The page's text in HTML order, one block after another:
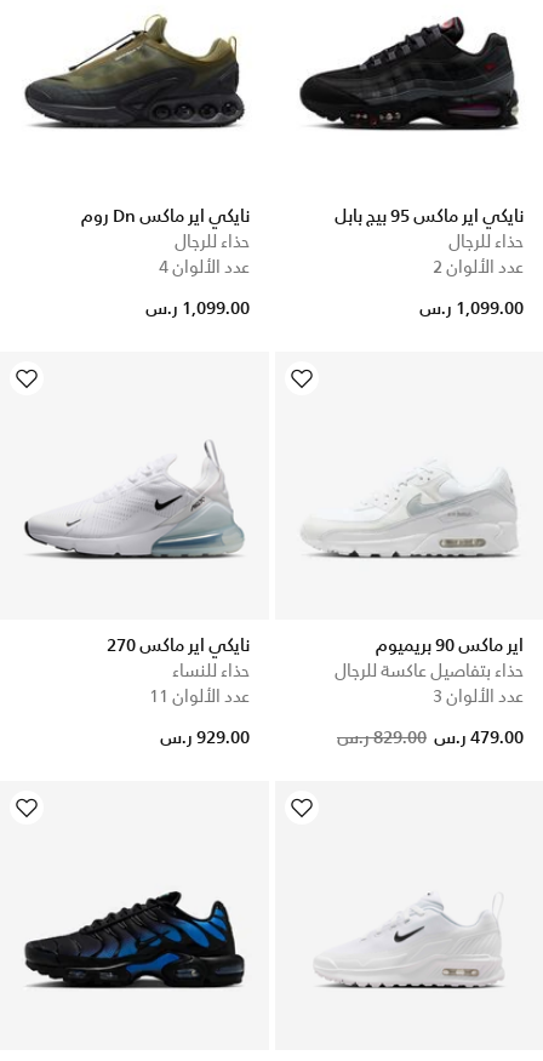
نايكي اير ماكس 95 بيج بابل
حذاء للرجال
عدد الألوان 2
1,099.00 ر.س
نايكي اير ماكس Dn روم
حذاء للرجال
عدد الألوان 4
1,099.00 ر.س
اير ماكس 90 بريميوم
حذاء بتفاصيل عاكسة للرجال
عدد الألوان 3
829.00 ر.س
479.00 ر.س
نايكي اير ماكس 270
حذاء للنساء
عدد الألوان 11
929.00 ر.س